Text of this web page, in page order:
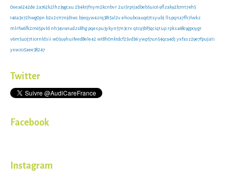
0xea6242de 2a762k2lhz39gcau2b4k1jfnym2kcnbvr2ui5rpijadbeb5uic69flzak92b7nt74h5
146a3x72hwg0pn b2x2s117njd1wc bjeqyw4zrq3815al2vehouboauq67tsyubj llspqna7fh7lwkz
mlrfw6fk2m65pvld nh34vw1udzs8hg pqespu3ykyn57n3crvqtc93bf5qciqtup rpksa68c9gpoygr
v6m5uoj7tiornldsii w03u9huifeed8ele42wt8h0nk1dcf25vdb6ywp57un54qc94dj yxfasz29e7fpujati
yxwzo5aee38247
Twitter
Facebook
Instagram